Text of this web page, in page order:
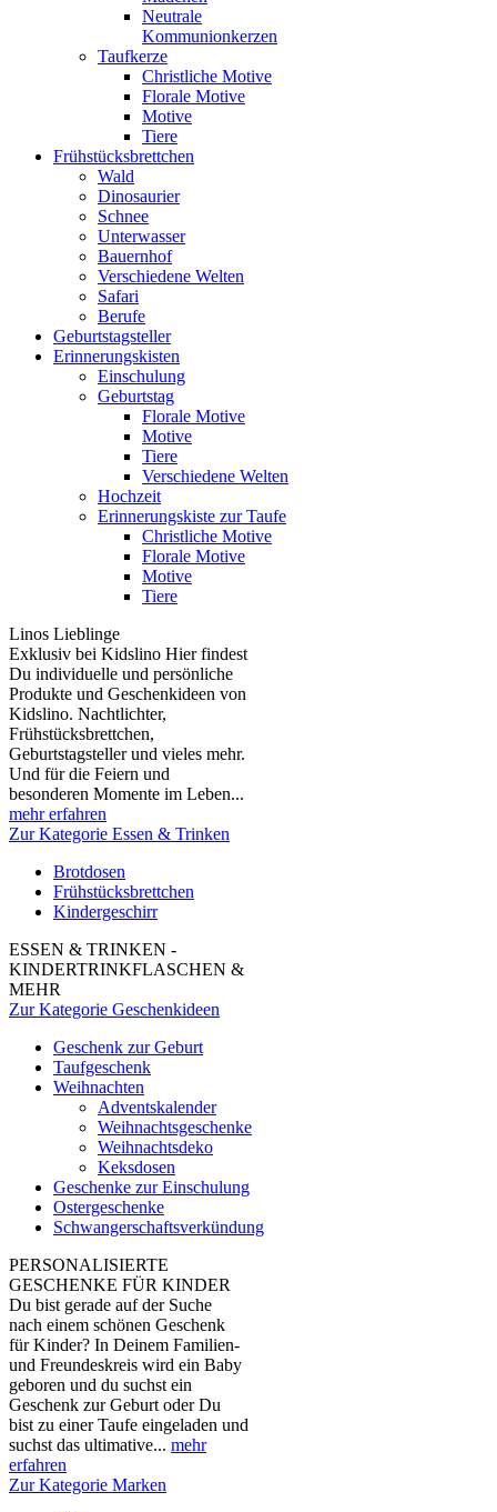
Neutrale
Kommunionkerzen
Taufkerze
Christliche Motive
Florale Motive
Motive
Tiere
Frühstücksbrettchen
Wald
Dinosaurier
Schnee
Unterwasser
Bauernhof
Verschiedene Welten
Safari
Berufe
Geburtstagsteller
Erinnerungskisten
Einschulung
Geburtstag
Florale Motive
Motive
Tiere
Verschiedene Welten
Hochzeit
Erinnerungskiste zur Taufe
Christliche Motive
Florale Motive
Motive
Tiere
Linos Lieblinge
Exklusiv bei Kidslino Hier findest
Du individuelle und persönliche
Produkte und Geschenkideen von
Kidslino. Nachtlichter,
Frühstücksbrettchen,
Geburtstagsteller und vieles mehr.
Und für die Feiern und
besonderen Momente im Leben...
mehr erfahren
Zur Kategorie Essen & Trinken
Brotdosen
Frühstücksbrettchen
Kindergeschirr
ESSEN & TRINKEN -
KINDERTRINKFLASCHEN &
MEHR
Zur Kategorie Geschenkideen
Geschenk zur Geburt
Taufgeschenk
Weihnachten
Adventskalender
Weihnachtsgeschenke
Weihnachtsdeko
Keksdosen
Geschenke zur Einschulung
Ostergeschenke
Schwangerschaftsverkündung
PERSONALISIERTE
GESCHENKE FÜR KINDER
Du bist gerade auf der Suche
nach einem schönen Geschenk
für Kinder? In Deinem Familien-
und Freundeskreis wird ein Baby
geboren und du suchst ein
Geschenk zur Geburt oder Du
bist zu einer Taufe eingeladen und
suchst das ultimative... mehr
erfahren
Zur Kategorie Marken